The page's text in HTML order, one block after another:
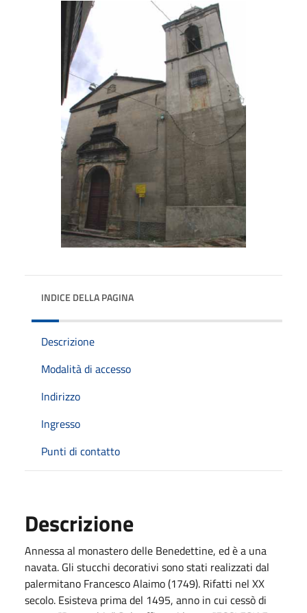
INDICE DELLA PAGINA
Descrizione
Modalità di accesso
Indirizzo
Ingresso
Punti di contatto
Descrizione
Annessa al monastero delle Benedettine, ed è a una
navata. Gli stucchi decorativi sono stati realizzati dal
palermitano Francesco Alaimo (1749). Rifatti nel XX
secolo. Esisteva prima del 1495, anno in cui cessò di